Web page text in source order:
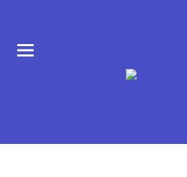
COLLABORATORIUM IM AUFBAU HAUS AM